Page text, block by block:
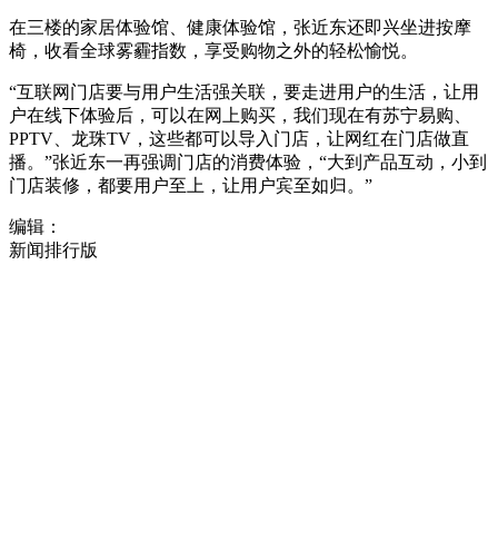
在三楼的家居体验馆、健康体验馆，张近东还即兴坐进按摩
椅，收看全球雾霾指数，享受购物之外的轻松愉悦。
“互联网门店要与用户生活强关联，要走进用户的生活，让用
户在线下体验后，可以在网上购买，我们现在有苏宁易购、
PPTV、龙珠TV，这些都可以导入门店，让网红在门店做直
播。”张近东一再强调门店的消费体验，“大到产品互动，小到
门店装修，都要用户至上，让用户宾至如归。”
编辑：
新闻排行版